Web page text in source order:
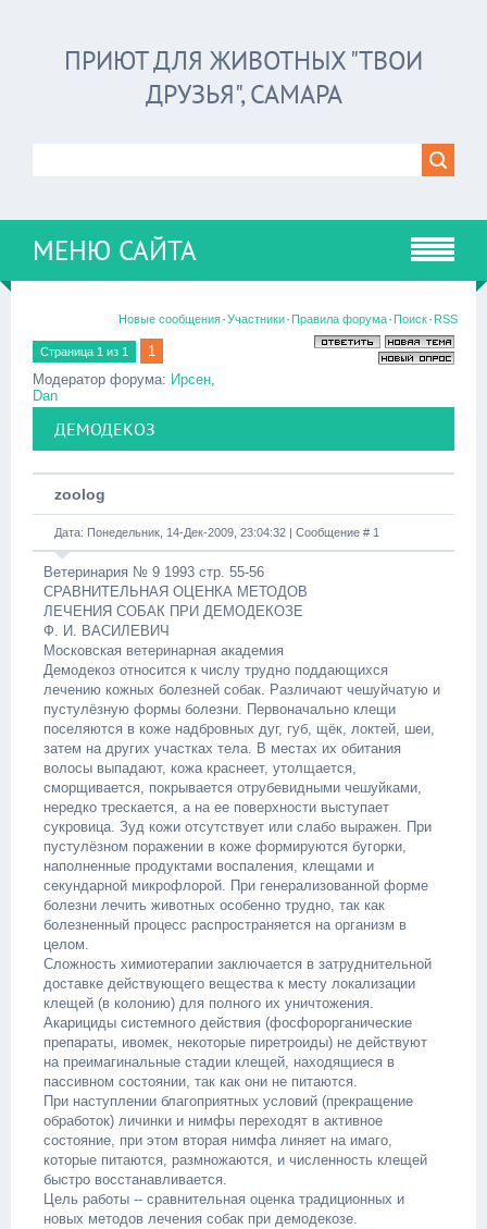
ПРИЮТ ДЛЯ ЖИВОТНЫХ "ТВОИ
ДРУЗЬЯ", САМАРА
МЕНЮ САЙТА
Новые сообщения·Участники·Правила форума·Поиск·RSS
Страница 1 из 1
1
Модератор форума: Ирсен,
Dan
ДЕМОДЕКОЗ
zoolog
Дата: Понедельник, 14-Дек-2009, 23:04:32 | Сообщение # 1
Ветеринария № 9 1993 стр. 55-56
СРАВНИТЕЛЬНАЯ ОЦЕНКА МЕТОДОВ
ЛЕЧЕНИЯ СОБАК ПРИ ДЕМОДЕКОЗЕ
Ф. И. ВАСИЛЕВИЧ
Московская ветеринарная академия
Демодекоз относится к числу трудно поддающихся
лечению кожных болезней собак. Различают чешуйчатую и
пустулёзную формы болезни. Первоначально клещи
поселяются в коже надбровных дуг, губ, щёк, локтей, шеи,
затем на других участках тела. В местах их обитания
волосы выпадают, кожа краснеет, утолщается,
сморщивается, покрывается отрубевидными чешуйками,
нередко трескается, а на ее поверхности выступает
сукровица. Зуд кожи отсутствует или слабо выражен. При
пустулёзном поражении в коже формируются бугорки,
наполненные продуктами воспаления, клещами и
секундарной микрофлорой. При генерализованной форме
болезни лечить животных особенно трудно, так как
болезненный процесс распространяется на организм в
целом.
Сложность химиотерапии заключается в затруднительной
доставке действующего вещества к месту локализации
клещей (в колонию) для полного их уничтожения.
Акарициды системного действия (фосфорорганические
препараты, ивомек, некоторые пиретроиды) не действуют
на преимагинальные стадии клещей, находящиеся в
пассивном состоянии, так как они не питаются.
При наступлении благоприятных условий (прекращение
обработок) личинки и нимфы переходят в активное
состояние, при этом вторая нимфа линяет на имаго,
которые питаются, размножаются, и численность клещей
быстро восстанавливается.
Цель работы -- сравнительная оценка традиционных и
новых методов лечения собак при демодекозе.